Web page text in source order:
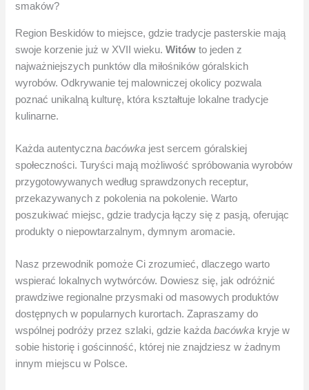
smaków?
Region Beskidów to miejsce, gdzie tradycje pasterskie mają
swoje korzenie już w XVII wieku.Witów to jeden z
najważniejszych punktów dla miłośników góralskich
wyrobów. Odkrywanie tej malowniczej okolicy pozwala
poznać unikalną kulturę, która kształtuje lokalne tradycje
kulinarne.
Każda autentycznabacówka jest sercem góralskiej
społeczności. Turyści mają możliwość spróbowania wyrobów
przygotowywanych według sprawdzonych receptur,
przekazywanych z pokolenia na pokolenie. Warto
poszukiwać miejsc, gdzie tradycja łączy się z pasją, oferując
produkty o niepowtarzalnym, dymnym aromacie.
Nasz przewodnik pomoże Ci zrozumieć, dlaczego warto
wspierać lokalnych wytwórców. Dowiesz się, jak odróżnić
prawdziwe regionalne przysmaki od masowych produktów
dostępnych w popularnych kurortach. Zapraszamy do
wspólnej podróży przez szlaki, gdzie każdabacówka kryje w
sobie historię i gościnność, której nie znajdziesz w żadnym
innym miejscu w Polsce.